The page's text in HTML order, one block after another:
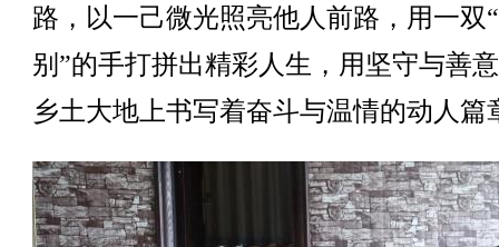
路，以一己微光照亮他人前路，用一双
别”的手打拼出精彩人生，用坚守与善
乡土大地上书写着奋斗与温情的动人篇